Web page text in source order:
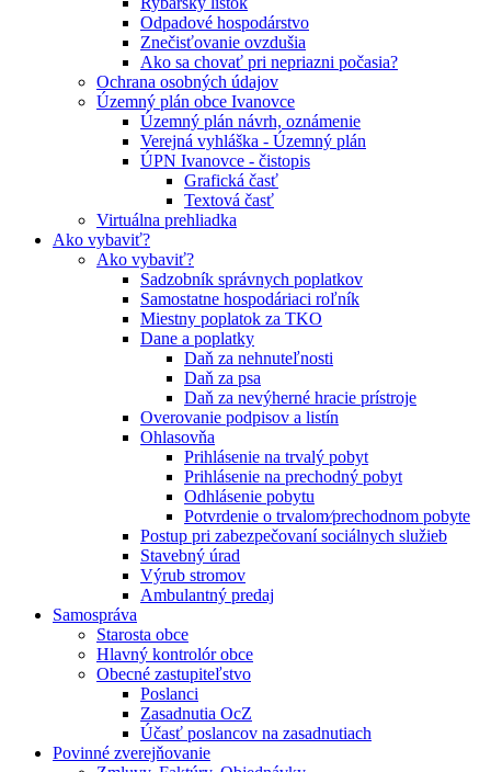
Odpadové hospodárstvo
Znečisťovanie ovzdušia
Ako sa chovať pri nepriazni počasia?
Ochrana osobných údajov
Územný plán obce Ivanovce
Územný plán návrh, oznámenie
Verejná vyhláška - Územný plán
ÚPN Ivanovce - čistopis
Grafická časť
Textová časť
Virtuálna prehliadka
Ako vybaviť?
Ako vybaviť?
Sadzobník správnych poplatkov
Samostatne hospodáriaci roľník
Miestny poplatok za TKO
Dane a poplatky
Daň za nehnuteľnosti
Daň za psa
Daň za nevýherné hracie prístroje
Overovanie podpisov a listín
Ohlasovňa
Prihlásenie na trvalý pobyt
Prihlásenie na prechodný pobyt
Odhlásenie pobytu
Potvrdenie o trvalom⁄prechodnom pobyte
Postup pri zabezpečovaní sociálnych služieb
Stavebný úrad
Výrub stromov
Ambulantný predaj
Samospráva
Starosta obce
Hlavný kontrolór obce
Obecné zastupiteľstvo
Poslanci
Zasadnutia OcZ
Účasť poslancov na zasadnutiach
Povinné zverejňovanie